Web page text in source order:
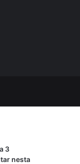
3
nesta